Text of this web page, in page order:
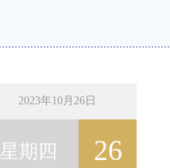
2023年10月26日
星期四 26